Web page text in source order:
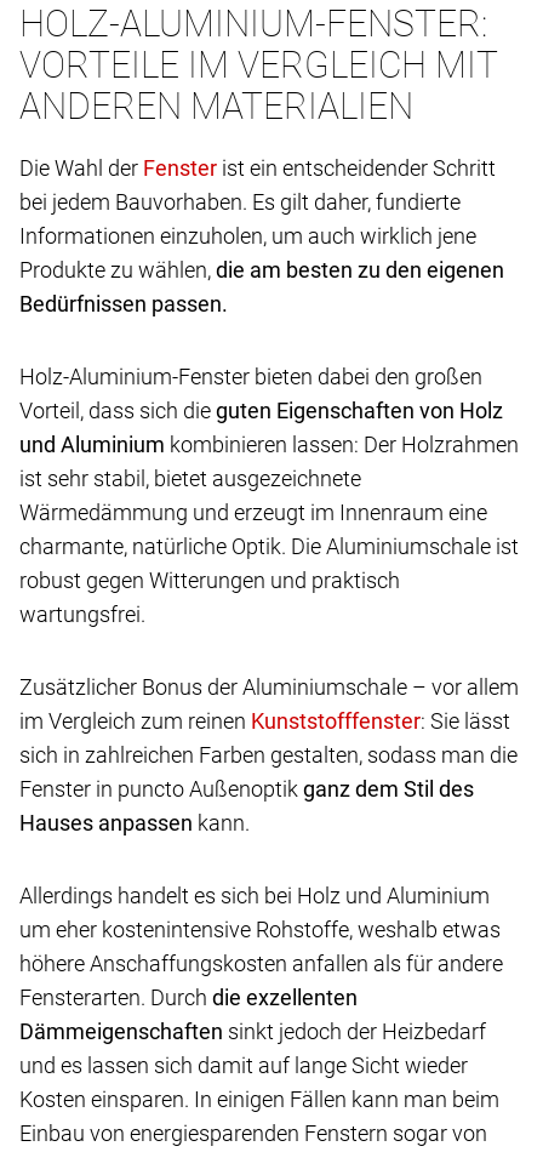
HOLZ-ALUMINIUM-FENSTER:
VORTEILE IM VERGLEICH MIT
ANDEREN MATERIALIEN
Die Wahl der
ist ein entscheidender Schritt
bei jedem Bauvorhaben. Es gilt daher, fundierte
Informationen einzuholen, um auch wirklich jene
Produkte zu wählen,die am besten zu den eigenen
Bedürfnissen passen.
Holz-Aluminium-Fenster bieten dabei den großen
Vorteil, dass sich dieguten Eigenschaften von Holz
und Aluminium kombinieren lassen: Der Holzrahmen
ist sehr stabil, bietet ausgezeichnete
Wärmedämmung und erzeugt im Innenraum eine
charmante, natürliche Optik. Die Aluminiumschale ist
robust gegen Witterungen und praktisch
wartungsfrei.
Zusätzlicher Bonus der Aluminiumschale – vor allem
im Vergleich zum reinen
: Sie lässt
sich in zahlreichen Farben gestalten, sodass man die
Fenster in puncto Außenoptik ganz dem Stil des
Hauses anpassen kann.
Allerdings handelt es sich bei Holz und Aluminium
um eher kostenintensive Rohstoffe, weshalb etwas
höhere Anschaffungskosten anfallen als für andere
Fensterarten. Durch die exzellenten
Dämmeigenschaften sinkt jedoch der Heizbedarf
und es lassen sich damit auf lange Sicht wieder
Kosten einsparen. In einigen Fällen kann man beim
Einbau von energiesparenden Fenstern sogar von